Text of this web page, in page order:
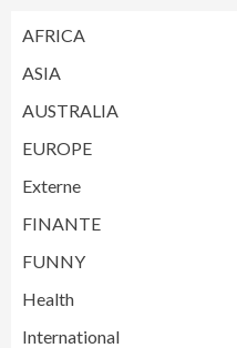
AFRICA
ASIA
AUSTRALIA
EUROPE
Externe
FINANTE
FUNNY
Health
International